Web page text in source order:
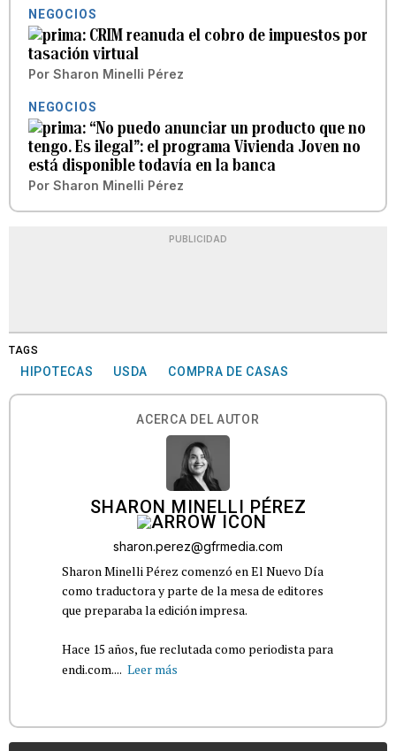
NEGOCIOS
CRIM reanuda el cobro de impuestos por
tasación virtual
Por Sharon Minelli Pérez
NEGOCIOS
“No puedo anunciar un producto que no
tengo. Es ilegal”: el programa Vivienda Joven no
está disponible todavía en la banca
Por Sharon Minelli Pérez
PUBLICIDAD
TAGS
HIPOTECAS USDA COMPRA DE CASAS
ACERCA DEL AUTOR
SHARON MINELLI PÉREZ
sharon.perez@gfrmedia.com
Sharon Minelli Pérez comenzó en El Nuevo Día
como traductora y parte de la mesa de editores
que preparaba la edición impresa.
Hace 15 años, fue reclutada como periodista para
endi.com.... Leer más